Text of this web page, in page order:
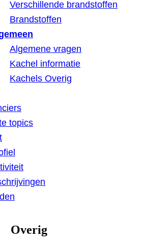
Verschillende brandstoffen
Brandstoffen
Algemene vragen
Kachel informatie
Kachels Overig
topics
Overig